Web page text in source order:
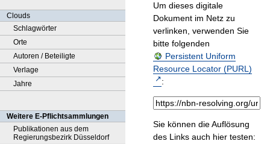
Clouds
Schlagwörter
Orte
Autoren / Beteiligte
Verlage
Jahre
Weitere E-Pflichtsammlungen
Publikationen aus dem
Regierungsbezirk Düsseldorf
Um dieses digitale
Dokument im Netz zu
verlinken, verwenden Sie
bitte folgenden
Persistent Uniform
Resource Locator (PURL)
:
Sie können die Auflösung
des Links auch hier testen: